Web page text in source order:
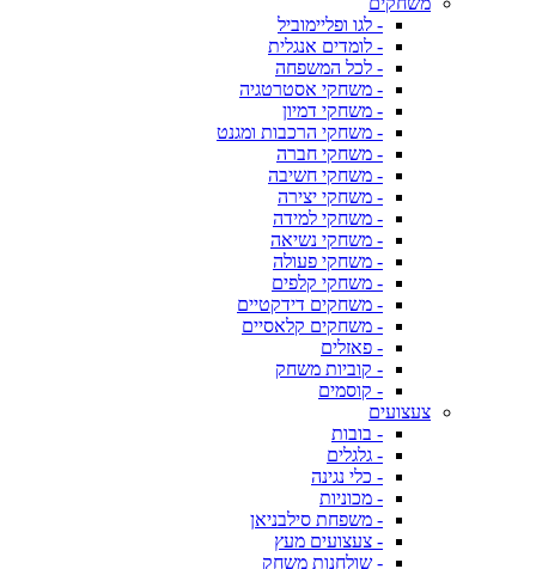
- לגו ופליימוביל
- לומדים אנגלית
- לכל המשפחה
- משחקי אסטרטגיה
- משחקי דמיון
- משחקי הרכבות ומגנט
- משחקי חברה
- משחקי חשיבה
- משחקי יצירה
- משחקי למידה
- משחקי נשיאה
- משחקי פעולה
- משחקי קלפים
- משחקים דידקטיים
- משחקים קלאסיים
- פאזלים
- קוביות משחק
- קוסמים
צעצועים
- בובות
- גלגלים
- כלי נגינה
- מכוניות
- משפחת סילבניאן
- צעצועים מעץ
- שולחנות משחק